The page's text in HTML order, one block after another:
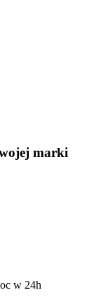
marki
w 24h